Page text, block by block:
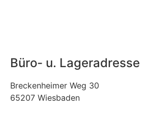
Büro- u. Lageradresse
Breckenheimer Weg 30
65207 Wiesbaden